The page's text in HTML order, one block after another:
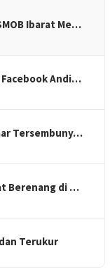
Ibarat Me…
Andi…
Tersembuny…
Berenang di …
Terukur